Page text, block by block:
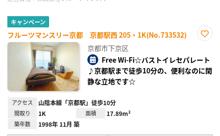
キャンペーン
フルーツマンスリー京都 京都駅西 205・1K(No.733532)
り登
京都市下京区
Free Wi-Fi☆バストイレセパレート
♪京都駅まで徒歩10分の、便利なのに閑
静な立地です☆
アクセス 山陰本線「京都駅」徒歩10分
間取り 1K 面積 17.89m²
築年数 1998年 11月 築